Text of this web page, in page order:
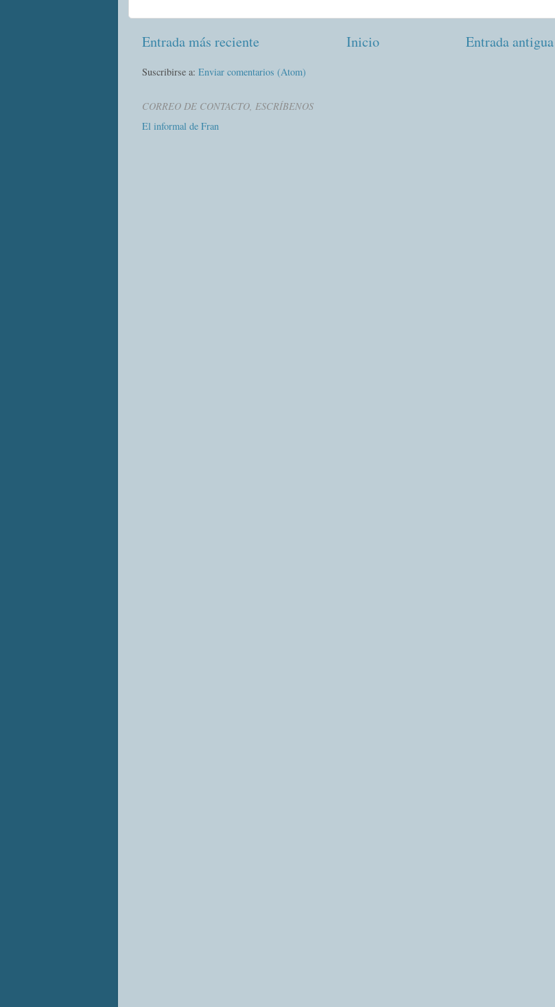
Entrada más reciente Entrada antigua
Inicio
Suscribirse a: Enviar comentarios (Atom)
CORREO DE CONTACTO, ESCRÍBENOS
El informal de Fran